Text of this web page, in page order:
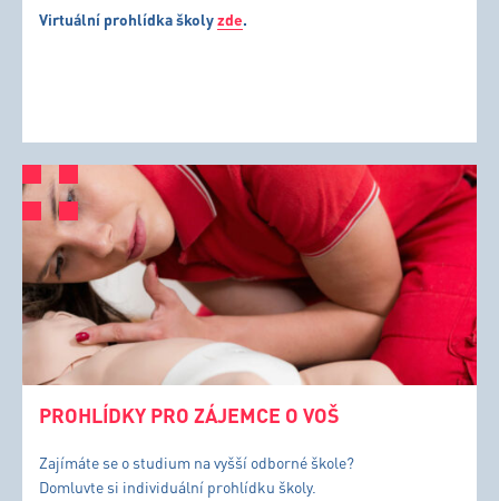
Virtuální prohlídka školyzde.
PROHLÍDKY PRO ZÁJEMCE O VOŠ
Zajímáte se o studium na vyšší odborné škole?
Domluvte si individuální prohlídku školy.